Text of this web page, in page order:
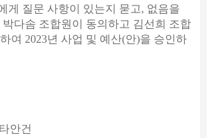
게 질문 사항이 있는지 묻고, 없음을
박다솜 조합원이 동의하고 김선희 조합
여 2023년 사업 및 예산(안)을 승인하
안건